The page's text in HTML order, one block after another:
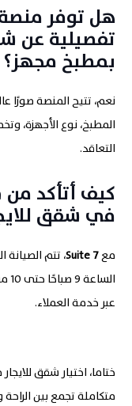
هل توفر
تفصيلية عن
بمطبخ مجهز؟
نعم، تتيح المنصة صورًا
المطبخ، نوع الأجهزة،
التعاقد.
كيف أتأكد من
في شقق
مع Suite7
، تتم
عبر خدمة العملاء.
ختاما، اختيار شقق
متكاملة تجمع بين